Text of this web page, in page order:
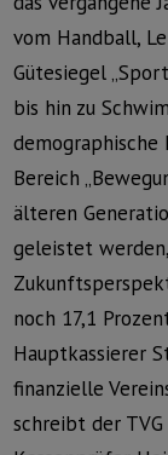
vom Handball,
Gütesiegel
bis hin zu
Bereich
älteren
geleistet
noch 17,1
Hauptkassierer
finanzielle
schreibt der